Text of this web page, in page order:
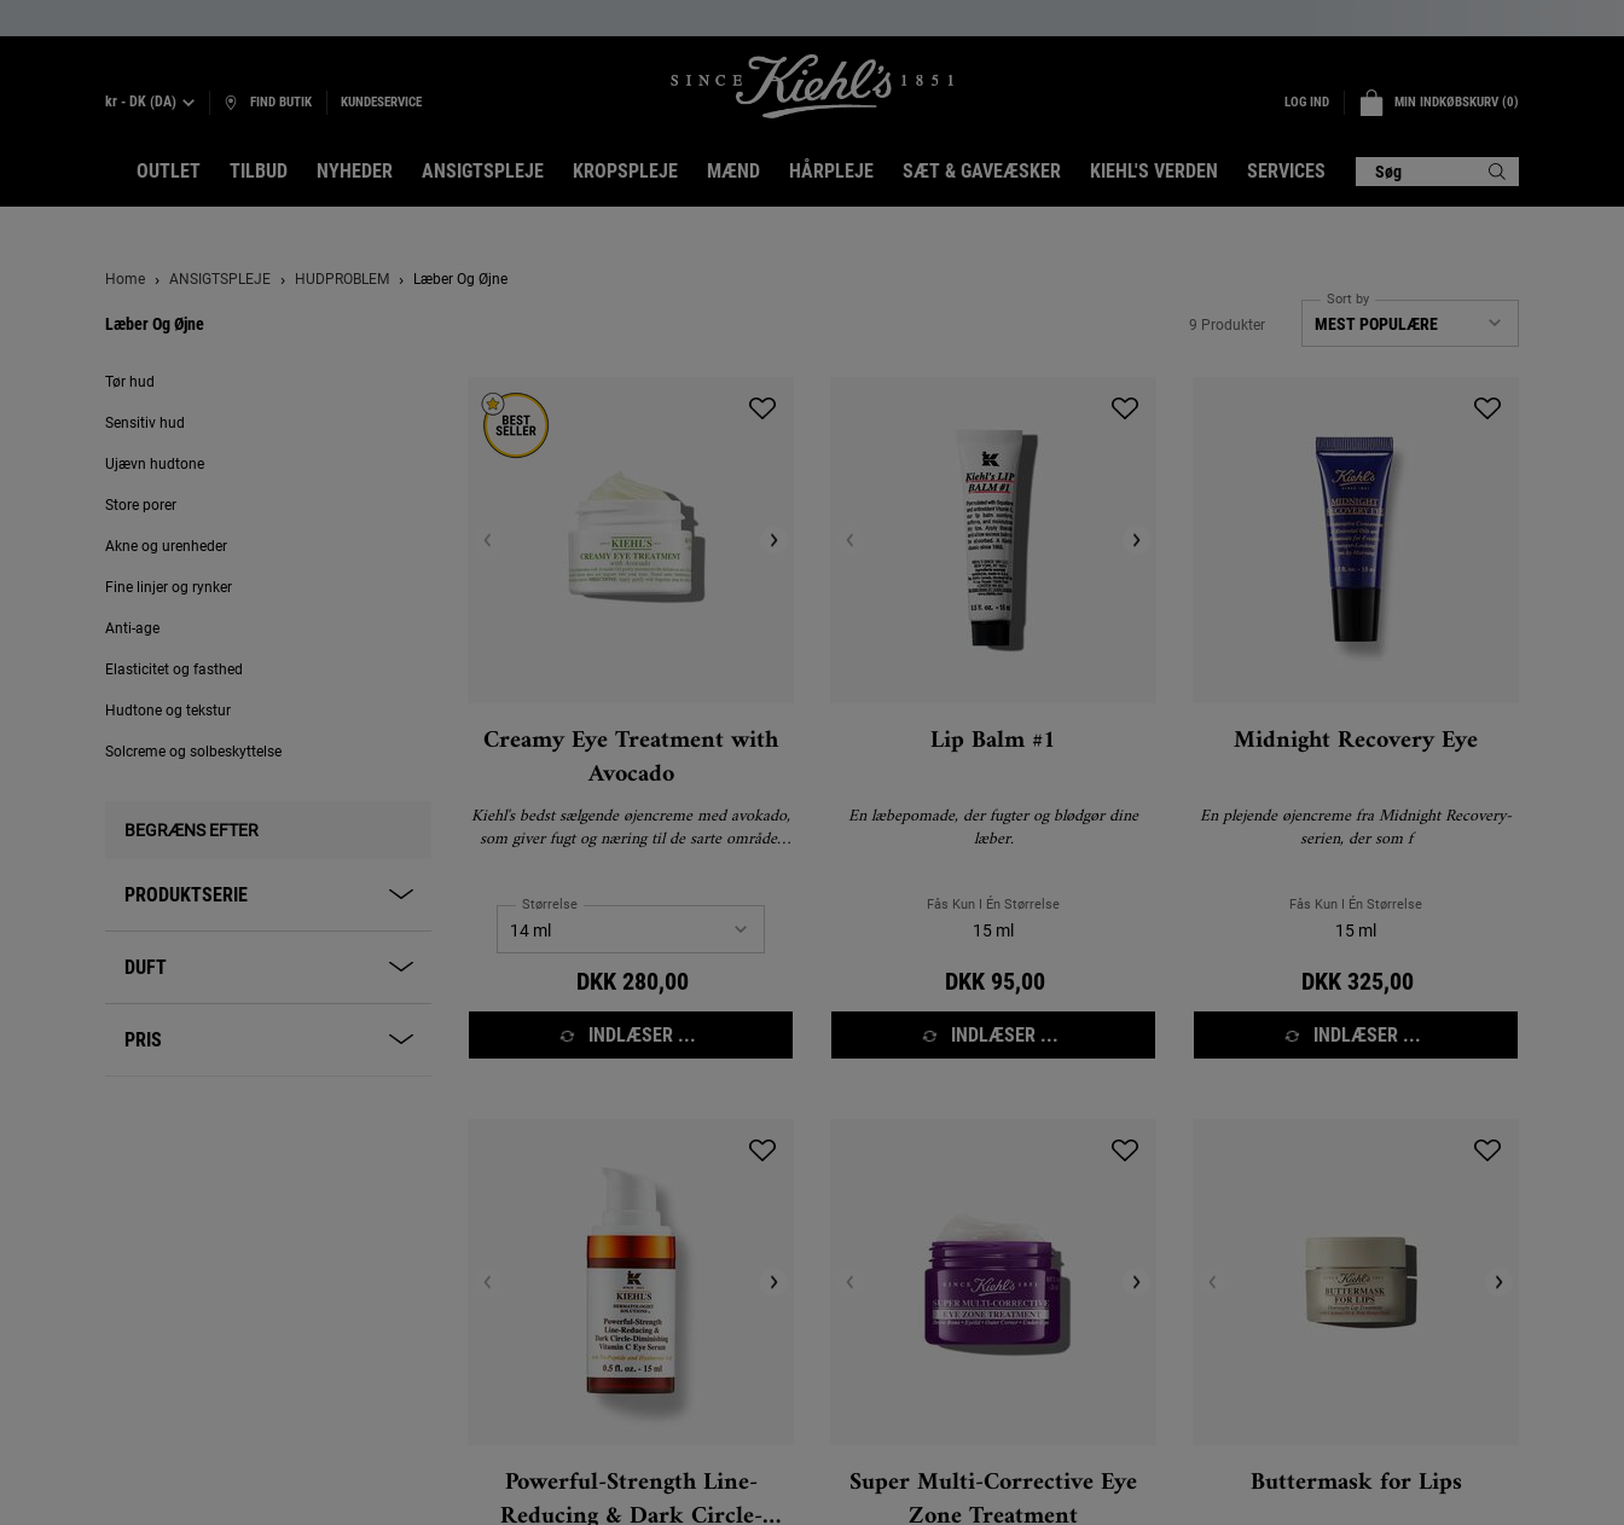
kr - DK (DA) FIND BUTIK KUNDESERVICE LOG IND MIN INDKØBSKURV 0
0 PRODUKT
OUTLET TILBUD NYHEDER ANSIGTSPLEJE KROPSPLEJE MÆND HÅRPLEJE SÆT & GAVEÆSKER KIEHL'S VERDEN SERVICES Søg
Home ANSIGTSPLEJE HUDPROBLEM Læber Og Øjne
Læber Og Øjne 9 Produkter
Sort by
Læber og øjne
Tør hud
Sensitiv hud
Ujævn hudtone
Store porer
Akne og urenheder
Fine linjer og rynker
Anti-age
Elasticitet og fasthed
Hudtone og tekstur
Solcreme og solbeskyttelse
BEGRÆNS EFTER
PRODUKTSERIE
DUFT
PRIS
Creamy Eye Treatment with
Avocado
Kiehl's bedst sælgende øjencreme med avokado,
som giver fugt og næring til de sarte områder
Størrelse
DKK 280,00
INDLÆSER ...
Lip Balm #1
En læbepomade, der fugter og blødgør dine
læber.
Fås Kun I Én Størrelse
15 ml
DKK 95,00
INDLÆSER ...
Midnight Recovery Eye
En plejende øjencreme fra Midnight Recovery-
serien, der som f
Fås Kun I Én Størrelse
15 ml
DKK 325,00
INDLÆSER ...
Powerful-Strength Line-
Super Multi-Corrective Eye
Buttermask for Lips